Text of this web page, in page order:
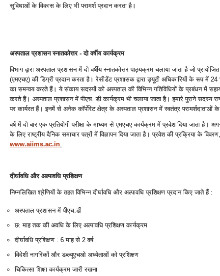
सुविधाओं के विकास के लिए भी परामर्श प्रदान करता है।
अस्‍पताल प्रशासन स्‍नातकोत्तर - दो वर्षीय कार्यक्रम
विभाग द्वारा अस्‍पताल प्रशासन में दो वर्षीय स्‍नातकोत्तर पाठ्यक्रम चलाया जाता है जो
(एमएचए) की डिग्री प्रदान करता है। रेसीडेंट प्रशासक द्वारा ड्यूटी अधिकारियों के रूप में
का समन्‍वय करते हैं। ये संकाय सदस्‍यों को अस्‍पताल की विभिन्‍न गतिविधियों के प्रबंधन में
करते हैं। अस्‍पताल प्रशासन में पीएच. डी कार्यक्रम भी चलाया जाता है। हमारे पुराने सदस्‍य
पर कार्यरत हैं। इनमें से अनेक कॉर्पोरेट क्षेत्र के अस्‍पताल प्रशासन में स्‍वतंत्र परामर्शदाताओं
वर्ष में दो बार एक प्रतियोगी परीक्षा के माध्‍यम से एमएचए कार्यक्रम में प्रवेश दिया जाता
के लिए राष्‍ट्रीय दैनिक समाचार पत्रों में विज्ञापन दिया जाता है। प्रवेश की प्रक्रिया के
www.aiims.ac.in.
दीर्घावधि और अल्‍पावधि प्रशिक्षण
निम्‍नलिखित श्रेणियों के तहत विभिन्‍न दीर्घावधि और अल्‍पावधि प्रशिक्षण प्रदान किए जाते हैं :
अस्‍पताल प्रशासन में पीएच.डी
छ: माह तक की अवधि के लिए अल्‍पावधि प्रशिक्षण कार्यक्रम
दीर्घावधि प्रशिक्षण : 6 माह से 2 वर्ष
विदेशी नागरिकों और डब्‍ल्‍यूएचओ अध्‍येताओं को प्रशिक्षण
चिकित्‍सा शिक्षा कार्यक्रम जारी रखना